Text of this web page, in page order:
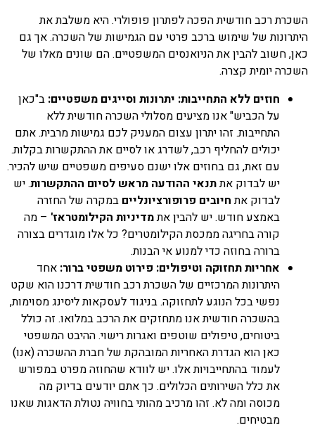
השכרת רכב חודשית הפכה לפתרון פופולרי. היא משלבת את
היתרונות של שימוש ברכב פרטי עם הגמישות של השכרה. אך גם
כאן, חשוב להבין את הניואנסים המשפטיים. הם שונים מאלו של
השכרה יומית קצרה.
חוזים ללא התחייבות: יתרונות וסייגים משפטיים: ב"כאן
על הכביש" אנו מציעים מסלולי השכרה חודשית ללא
התחייבות. זהו יתרון עצום המעניק לכם גמישות מרבית. אתם
יכולים להחליף רכב, לשדרג או לסיים את ההתקשרות בקלות.
עם זאת, גם בחוזים אלו ישנם סעיפים משפטיים שיש להכיר.
יש לבדוק אתתנאי ההודעה מראש לסיום ההתקשרות. יש
לבדוק אתחיובים פרופורציונליים במקרה של החזרה
באמצע חודש. יש להבין אתמדיניות הקילומטראז' – מה
קורה בחריגה ממכסת הקילומטרים? כל אלו מוגדרים בצורה
ברורה בחוזה כדי למנוע אי הבנות.
אחריות תחזוקה וטיפולים: פירוט משפטי ברור: אחד
היתרונות המרכזיים של השכרת רכב חודשית דרכנו הוא שקט
נפשי בכל הנוגע לתחזוקה. בניגוד לעסקאות ליסינג מסוימות,
בהשכרה חודשית אנו מתחזקים את הרכב במלואו. זה כולל
ביטוחים, טיפולים שוטפים ואגרות רישוי. ההיבט המשפטי
כאן הוא הגדרת האחריות המובהקת של חברת ההשכרה (אנו)
לעמוד בהתחייבויות אלו. יש לוודא שהחוזה מפרט במפורש
את כלל השירותים הכלולים. כך אתם יודעים בדיוק מה
מכוסה ומה לא. זהו מרכיב מהותי בחוויה נטולת הדאגות שאנו
מבטיחים.